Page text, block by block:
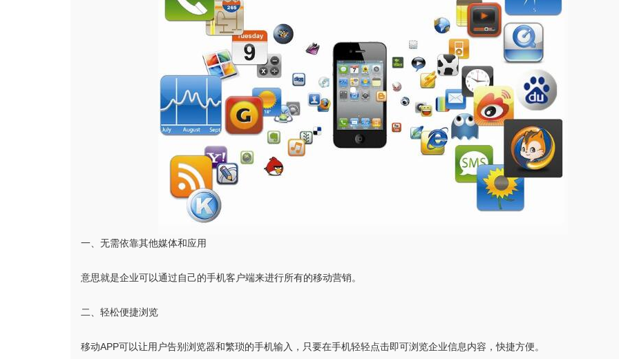
一、无需依靠其他媒体和应用
意思就是企业可以通过自己的手机客户端来进行所有的移动营销。
二、轻松便捷浏览
移动APP可以让用户告别浏览器和繁琐的手机输入，只要在手机轻轻点击即可浏览企业信息内容，快捷方便。